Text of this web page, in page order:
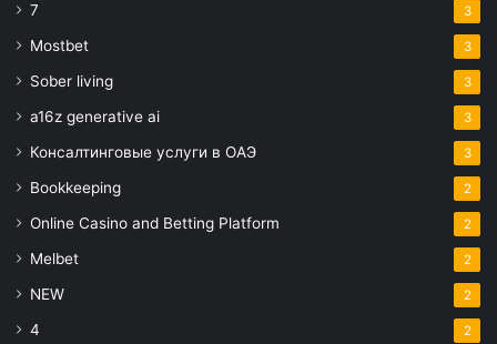
7 3
Mostbet 3
Sober living 3
a16z generative ai 3
Консалтинговые услуги в ОАЭ 3
Bookkeeping 2
Online Casino and Betting Platform 2
Melbet 2
NEW 2
4 2